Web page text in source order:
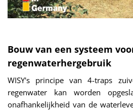
Bouw van een systeem
regenwaterhergebruik
WISY's principe van 4-traps
regenwater kan worden
onafhankelijkheid van de